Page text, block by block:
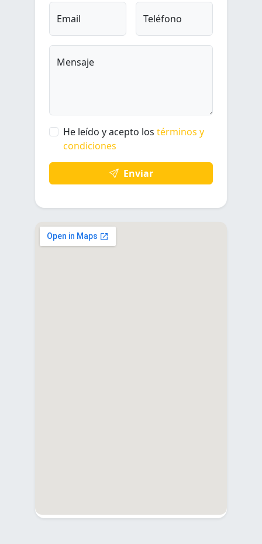
Email Teléfono
Mensaje
He leído y acepto los términos y
condiciones
Enviar